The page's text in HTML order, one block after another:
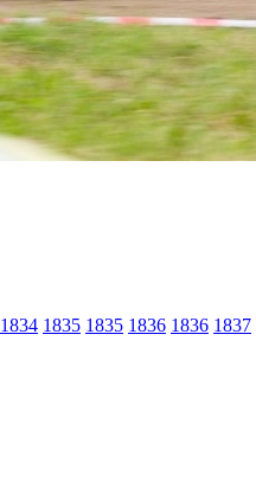
1834 1835 1835 1836 1836 1837